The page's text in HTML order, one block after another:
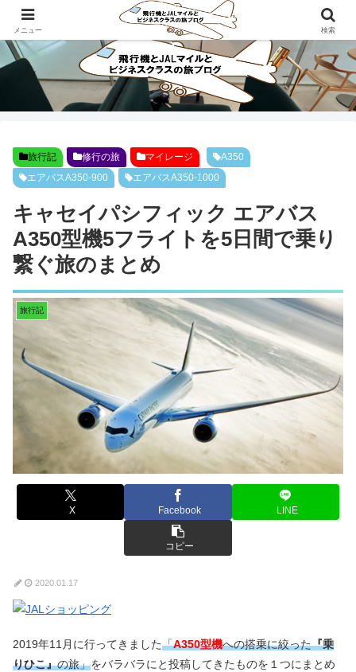
ビジネスクラスで旅にでよう！！
旅行記 修行の旅 マイレージ
A350
エアバスA350-900
エアバスA350-1000
キャセイパシフィック エアバス
A350型機5フライトを5日間で乗り
繋ぐ旅のまとめ
旅行記
X Facebook LINE
コピー
2020.01.17
2019年11月に行ってきました「A350型機への搭乗に絞った『乗
りひこ』の旅」をバラバラにと投稿してきたものを１つにまとめ
メニュー 検索